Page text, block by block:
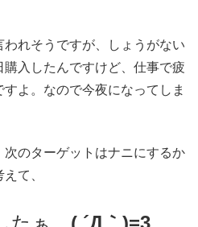
れそうですが、しょうがない
購入したんですけど、仕事で疲
よ。なので今夜になってしま
のターゲットはナニにするか
て、
たぁ ( ´Д｀)=3